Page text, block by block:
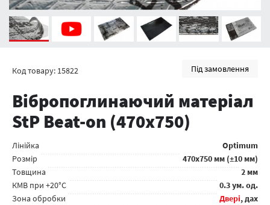
Під замовлення
Код товару: 15822
Вібропоглинаючий матеріал
StP Beat-on (470x750)
Лінійка
Optimum
Розмір
470x750 мм (±10 мм)
Товщина
2 мм
КМВ при +20°C
0.3 ум. од.
Зона обробки
Двері, дах